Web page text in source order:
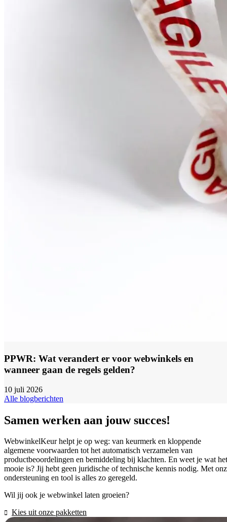
PPWR: Wat verandert er voor webwinkels en
wanneer gaan de regels gelden?
10 juli 2026
Alle blogberichten
Samen werken aan jouw succes!
WebwinkelKeur helpt je op weg: van keurmerk en kloppende
algemene voorwaarden tot het automatisch verzamelen van
productbeoordelingen en bemiddeling bij klachten. En weet je wat het
mooie is? Jij hebt geen juridische of technische kennis nodig. Met
ondersteuning en tool is alles zo geregeld.
Wil jij ook je webwinkel laten groeien?
Kies uit onze pakketten